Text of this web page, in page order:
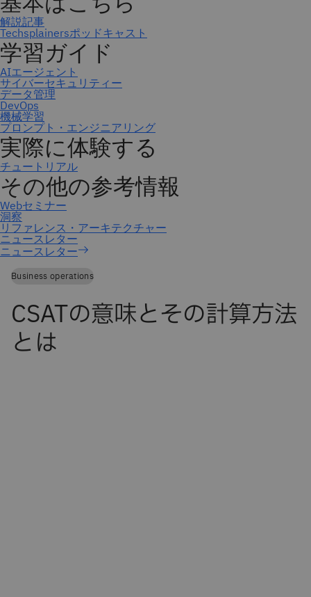
ニュースレター
Business operations
CSATの意味とその計算方法
とは